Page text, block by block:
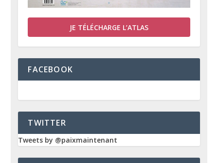
JE TÉLÉCHARGE L’ATLAS
FACEBOOK
TWITTER
Tweets by @paixmaintenant